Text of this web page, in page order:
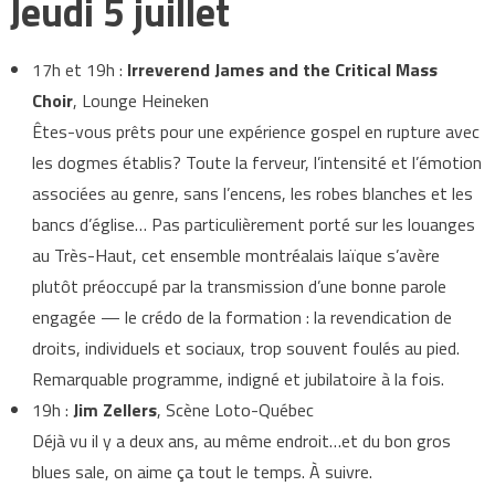
17h et 19h : Irreverend James and the Critical Mass
Choir, Lounge Heineken
Êtes-vous prêts pour une expérience gospel en rupture avec
les dogmes établis? Toute la ferveur, l’intensité et l’émotion
associées au genre, sans l’encens, les robes blanches et les
bancs d’église… Pas particulièrement porté sur les louanges
au Très-Haut, cet ensemble montréalais laïque s’avère
plutôt préoccupé par la transmission d’une bonne parole
engagée — le crédo de la formation : la revendication de
droits, individuels et sociaux, trop souvent foulés au pied.
Remarquable programme, indigné et jubilatoire à la fois.
19h : Jim Zellers, Scène Loto-Québec
Déjà vu il y a deux ans, au même endroit…et du bon gros
blues sale, on aime ça tout le temps. À suivre.